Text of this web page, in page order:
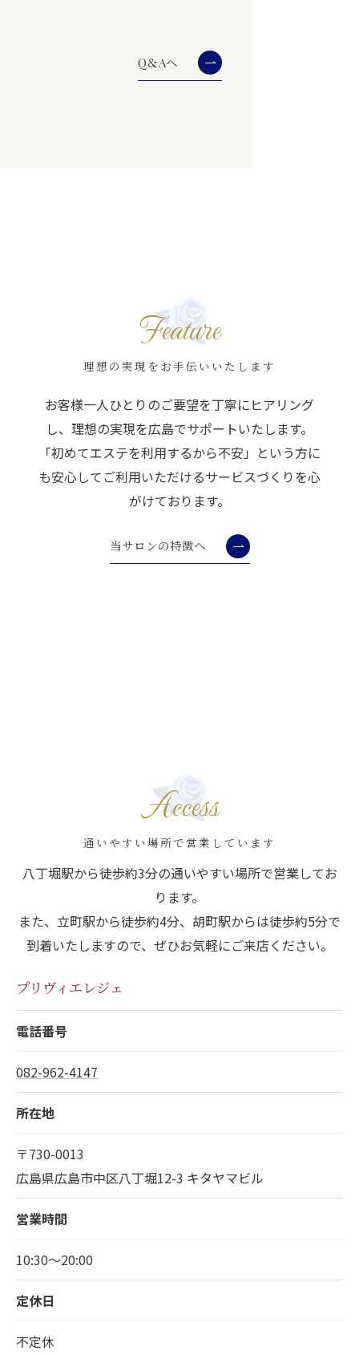
Q＆Aへ
理想の実現をお手伝いいたします
Feature
お客様一人ひとりのご要望を丁寧にヒアリング
し、理想の実現を広島でサポートいたします。
「初めてエステを利用するから不安」という方に
も安心してご利用いただけるサービスづくりを心
がけております。
当サロンの特徴へ
通いやすい場所で営業しています
Access
八丁堀駅から徒歩約3分の通いやすい場所で営業してお
ります。
また、立町駅から徒歩約4分、胡町駅からは徒歩約5分で
到着いたしますので、ぜひお気軽にご来店ください。
プリヴィエレジェ
電話番号
082-962-4147
所在地
〒730-0013
広島県広島市中区八丁堀12-3 キタヤマビル
営業時間
10:30～20:00
定休日
不定休